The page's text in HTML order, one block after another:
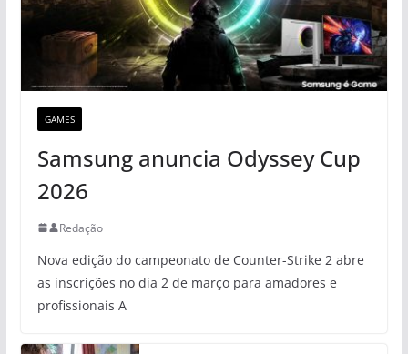
GAMES
Samsung anuncia Odyssey Cup
2026
Redação
Nova edição do campeonato de Counter-Strike 2 abre
as inscrições no dia 2 de março para amadores e
profissionais A